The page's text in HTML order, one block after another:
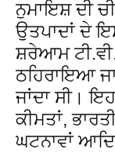
ਨੁਮਾਇਸ਼ ਦੀ
ਉਤਪਾਦਾਂ ਦੇ
ਸ਼ਰੇਆਮ
ਠਹਿਰਾਇਆ
ਜਾਂਦਾ ਸੀ।
ਕੀਮਤਾਂ,
ਘਟਨਾਵਾਂ